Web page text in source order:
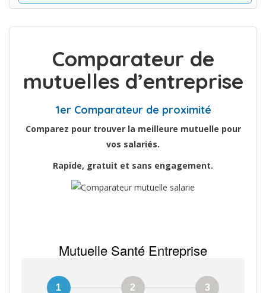
Comparateur de
mutuelles d’entreprise
1er Comparateur de proximité
Comparez pour trouver la meilleure mutuelle pour
vos salariés.
Rapide, gratuit et sans engagement.